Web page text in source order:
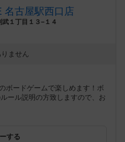
名古屋駅西口店
１丁目１３−１４
ません
ボードゲームで楽しめます！ボ
ール説明の方致しますので、お
する